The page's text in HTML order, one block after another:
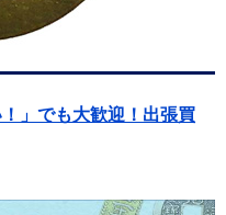
！」でも大歓迎！出張買